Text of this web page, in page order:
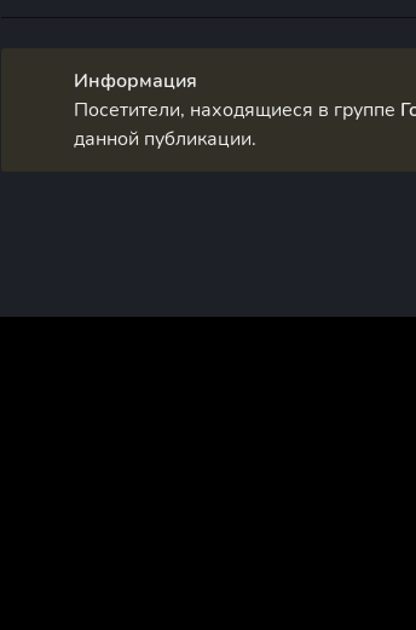
Информация
Посетители, находящиеся в группе
данной публикации.